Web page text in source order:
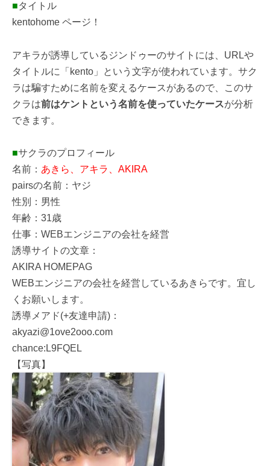
■タイトル
kentohome ページ！
アキラが誘導しているジンドゥーのサイトには、URLや
タイトルに「kento」という文字が使われています。サク
ラは騙すために名前を変えるケースがあるので、このサ
クラは前はケントという名前を使っていたケースが分析
できます。
■サクラのプロフィール
名前： あきら、アキラ、AKIRA
pairsの名前：ヤジ
性別：男性
年齢：31歳
仕事：WEBエンジニアの会社を経営
誘導サイトの文章：
AKIRA HOMEPAG
WEBエンジニアの会社を経営しているあきらです。宜し
くお願いします。
誘導メアド(+友達申請)：
akyazi@1ove2ooo.com
chance:L9FQEL
【写真】